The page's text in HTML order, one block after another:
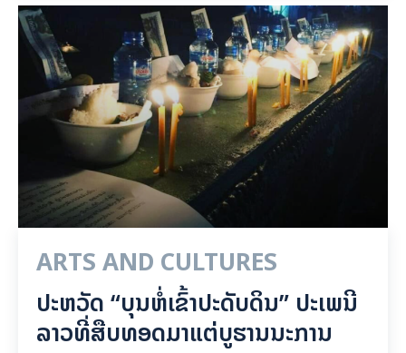
ARTS AND CULTURES
ປະຫວັດ “ບຸນຫໍ່ເຂົ້າປະດັບດິນ” ປະເພນີ
ລາວທີ່ສືບທອດມາແຕ່ບູຮານນະການ